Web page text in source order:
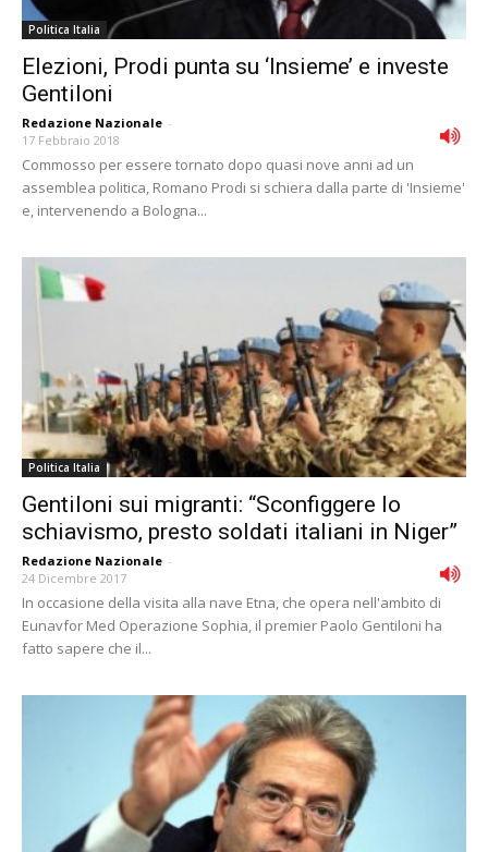
Politica Italia
Elezioni, Prodi punta su ‘Insieme’ e investe
Gentiloni
Redazione Nazionale -
17 Febbraio 2018
Commosso per essere tornato dopo quasi nove anni ad un
assemblea politica, Romano Prodi si schiera dalla parte di 'Insieme'
e, intervenendo a Bologna...
Politica Italia
Gentiloni sui migranti: “Sconfiggere lo
schiavismo, presto soldati italiani in Niger”
Redazione Nazionale -
24 Dicembre 2017
In occasione della visita alla nave Etna, che opera nell'ambito di
Eunavfor Med Operazione Sophia, il premier Paolo Gentiloni ha
fatto sapere che il...